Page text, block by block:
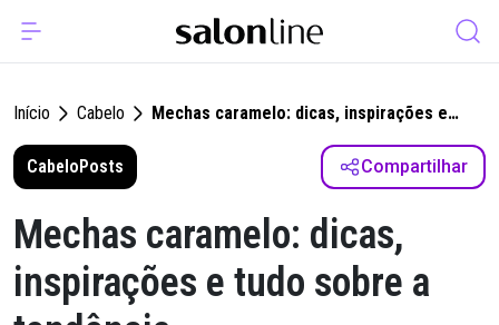
Início Cabelo
Mechas caramelo: dicas, inspirações e
CabeloPosts Compartilhar
Mechas caramelo: dicas,
inspirações e tudo sobre a